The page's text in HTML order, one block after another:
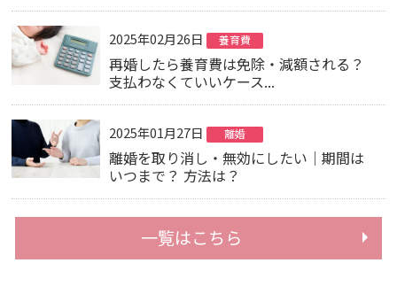
2025年02月26日 養育費
再婚したら養育費は免除・減額される？
支払わなくていいケース...
2025年01月27日 離婚
離婚を取り消し・無効にしたい｜期間は
いつまで？ 方法は？
一覧はこちら